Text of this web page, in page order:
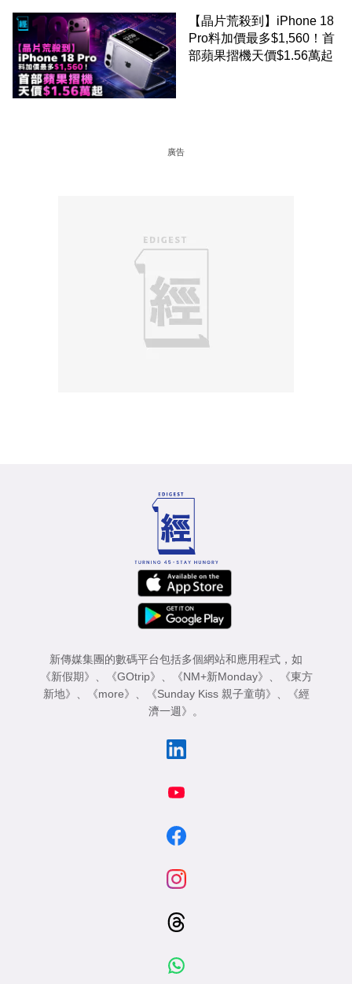
【晶片荒殺到】iPhone 18
Pro料加價最多$1,560！首
部蘋果摺機天價$1.56萬起
廣告
新傳媒集團的數碼平台包括多個網站和應用程式，如
《新假期》
《GOtrip》 《NM+新Monday》
《東方
新地》
《more》 《Sunday Kiss 親子童萌》
《經
濟一週》
。